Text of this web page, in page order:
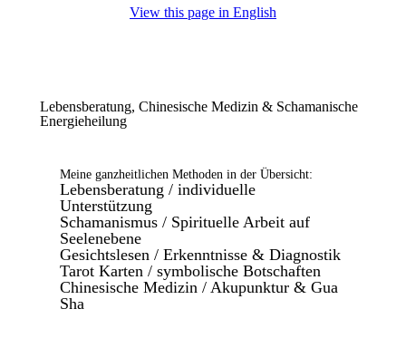
View this page in English
Lebensberatung, Chinesische Medizin & Schamanische
Energieheilung
Meine ganzheitlichen Methoden in der Übersicht:
Lebensberatung / individuelle
Unterstützung
Schamanismus / Spirituelle Arbeit auf
Seelenebene
Gesichtslesen / Erkenntnisse & Diagnostik
Tarot Karten / symbolische Botschaften
Chinesische Medizin / Akupunktur & Gua
Sha